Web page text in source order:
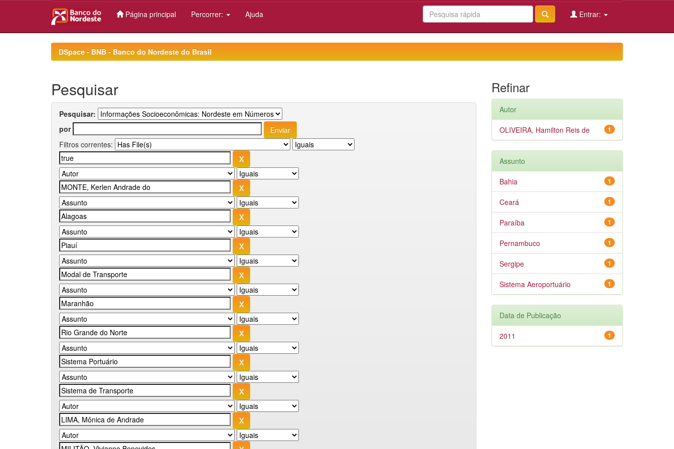
Página principal Percorrer: Ajuda Entrar:
DSpace - BNB - Banco do Nordeste do Brasil
Pesquisar
Pesquisar:
por
Filtros correntes:
Refinar
Autor
1
OLIVEIRA, Hamilton Reis de
Assunto
1
Bahia
1
Ceará
1
Paraíba
1
Pernambuco
1
Sergipe
1
Sistema Aeroportuário
Data de Publicação
1
2011